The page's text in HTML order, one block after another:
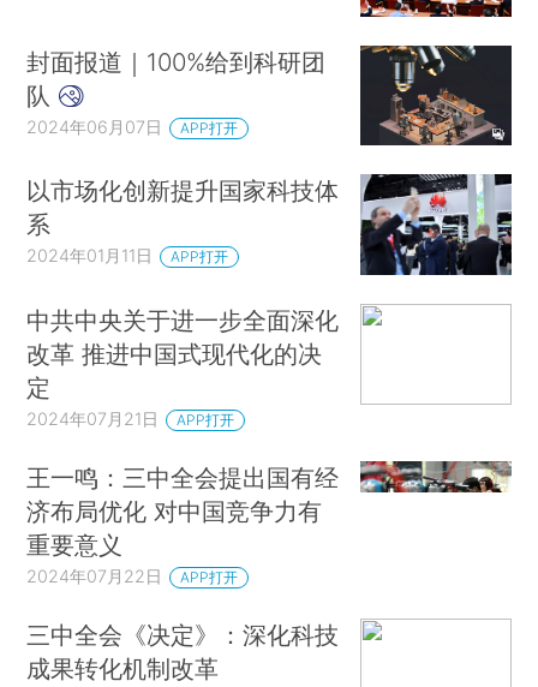
封面报道｜100%给到科研团
队
2024年06月07日 APP打开
以市场化创新提升国家科技体
系
2024年01月11日 APP打开
中共中央关于进一步全面深化
改革 推进中国式现代化的决
定
2024年07月21日 APP打开
王一鸣：三中全会提出国有经
济布局优化 对中国竞争力有
重要意义
2024年07月22日 APP打开
三中全会《决定》：深化科技
成果转化机制改革